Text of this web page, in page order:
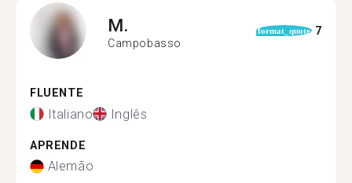
M.
Campobasso
format_quote 7
FLUENTE
Italiano Inglês
APRENDE
Alemão